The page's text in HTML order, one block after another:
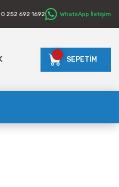
0 252 692 1692 WhatsApp İletişim
SEPETİM